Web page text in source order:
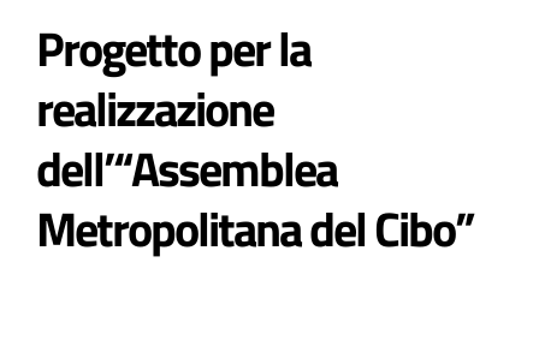
Partecipa
Comuni
Atti e Docunenti
Progetto per la
realizzazione
dell’“Assemblea
Metropolitana del Cibo” ​